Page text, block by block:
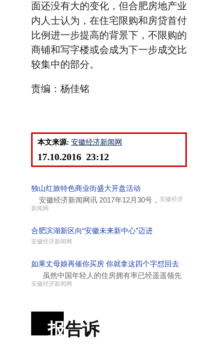
面还没有大的变化，但合肥房地产业
内人士认为，在住宅限购和房贷首付
比例进一步提高的背景下，不限购的
商铺和写字楼或会成为下一步成交比
较集中的部分。
责编：杨佳铭
本文来源: 安徽经济新闻网
17.10.2016 23:12
独山红旅特色商业街盛大开盘活动
安徽经济新闻网讯 2017年12月30号， 安徽经济
新闻网
合肥滨湖新区向“安徽未来新中心”迈进
安徽经济新闻网
如果丈母娘再催你买房 你就拿这四个字怼回去
虽然中国年轻人的住房拥有率已经遥遥领先
安徽经济新闻网
报告诉